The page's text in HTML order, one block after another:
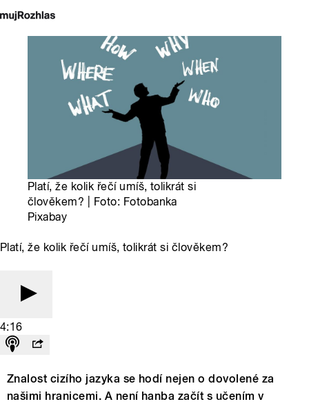
Platí, že kolik řečí umíš, tolikrát si
člověkem? | Foto: Fotobanka
Pixabay
Platí, že kolik řečí umíš, tolikrát si člověkem?
4:16
Znalost cizího jazyka se hodí nejen o dovolené za
našimi hranicemi. A není hanba začít s učením v